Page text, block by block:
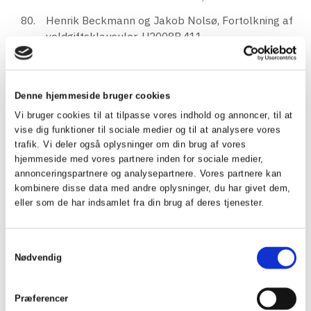
Denne hjemmeside bruger cookies
Vi bruger cookies til at tilpasse vores indhold og annoncer, til at
vise dig funktioner til sociale medier og til at analysere vores
trafik. Vi deler også oplysninger om din brug af vores
hjemmeside med vores partnere inden for sociale medier,
annonceringspartnere og analysepartnere. Vores partnere kan
kombinere disse data med andre oplysninger, du har givet dem,
eller som de har indsamlet fra din brug af deres tjenester.
Nødvendig
Præferencer
Henrik Beckmann og Jakob Nolsø, Fortolkning af
voldgiftsklausuler, U2008B.411.
Arne Bierfreund, Erhvervslivets tvister og de
Oliver Talevski og Steffen Pihlblad,
Voldgiftskendelsen, U2009B.269.
Niels Schiersing, Om retlig beskyttelse af
investeringer i udlandet - en introduktion,
U2009B.277.
Oliver Talevski og Steffen Pihlblad, Retningslinjer
for udformning af en voldgiftskendelse,
ET2009.367.
Steffen Pihlblad, Høj retssikkerhed ved voldgift,